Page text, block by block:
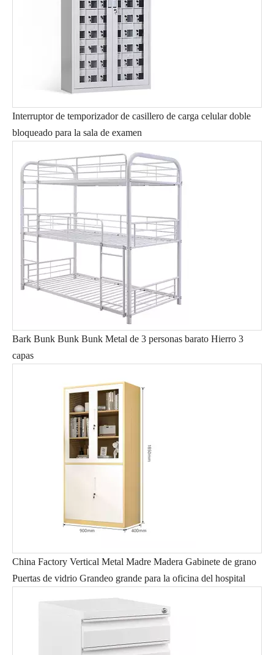
Interruptor de temporizador de casillero de carga celular doble
bloqueado para la sala de examen
Bark Bunk Bunk Bunk Metal de 3 personas barato Hierro 3
capas
China Factory Vertical Metal Madre Madera Gabinete de grano
Puertas de vidrio Grandeo grande para la oficina del hospital